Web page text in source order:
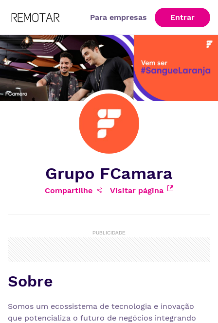
Para empresas Entrar
Grupo FCamara
Compartilhe Visitar página
PUBLICIDADE
Sobre
Somos um ecossistema de tecnologia e inovação
que potencializa o futuro de negócios integrando